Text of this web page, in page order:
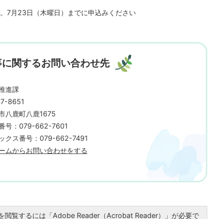
7月23日（木曜日）までに申込みください
関するお問い合わせ先
進課
8651
八鹿町八鹿1675
号：079-662-7601
クス番号：079-662-7491
ムからお問い合わせをする
閲覧するには「Adobe Reader（Acrobat Reader）」が必要で